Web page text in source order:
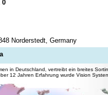
0
Norderstedt, Germany
in Deutschland, vertreibt ein breites
12 Jahren Erfahrung wurde Vision